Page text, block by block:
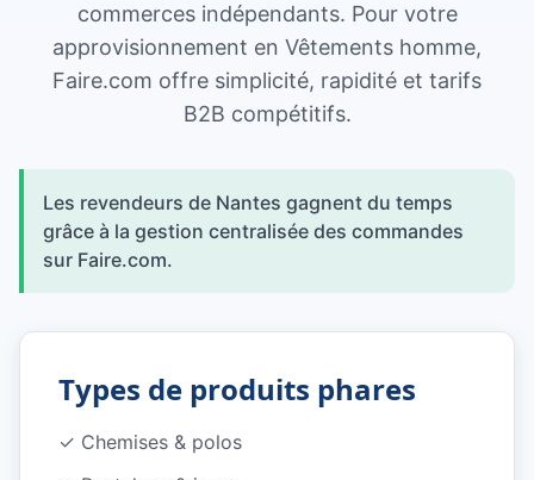
commerces indépendants. Pour votre
approvisionnement en Vêtements homme,
Faire.com offre simplicité, rapidité et tarifs
B2B compétitifs.
Les revendeurs de Nantes gagnent du temps
grâce à la gestion centralisée des commandes
sur Faire.com.
Types de produits phares
✓ Chemises & polos